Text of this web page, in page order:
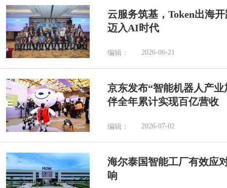
云服务筑基，Token出海
迈入AI时代
编辑： 2026-06-21
京东发布“智能机器人产
伴全年累计实现百亿营收
编辑： 2026-07-02
海尔泰国智能工厂有效应
响